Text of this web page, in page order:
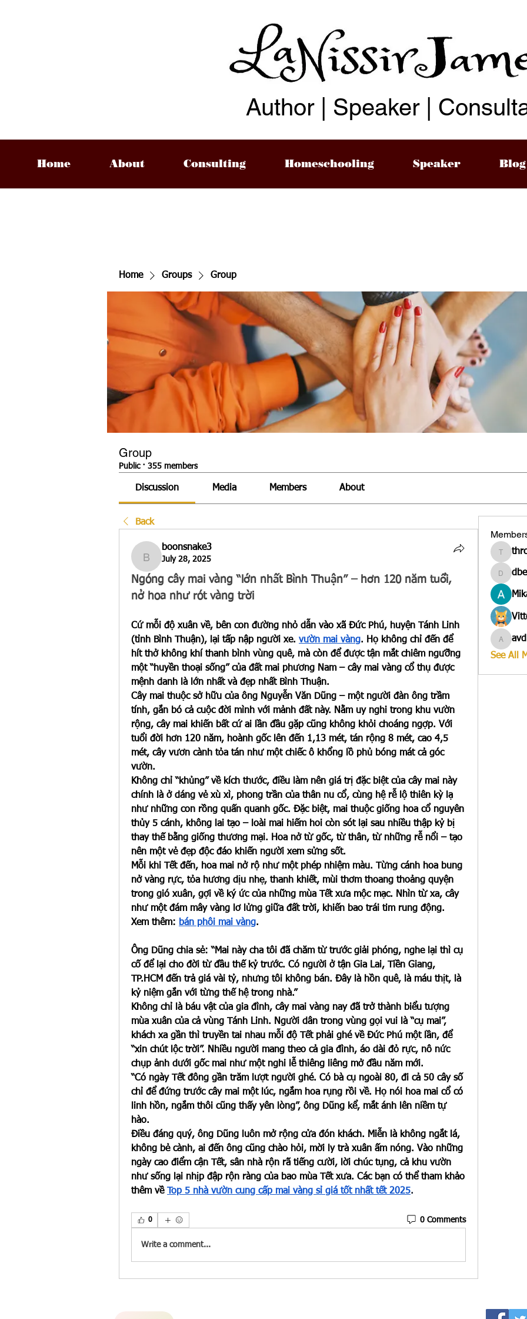
Home About Consulting Homeschooling Speaker Blog
Author | Speaker |
Home Groups Group
Group
Public · 355 members
Discussion Media Members About
Back
boonsnake3
boonsnake3
July 28, 2025
Ngóng cây mai vàng “lớn nhất Bình Thuận” – hơn 120 năm tuổi,
nở hoa như rót vàng trời
Cứ mỗi độ xuân về, bên con đường nhỏ dẫn vào xã Đức Phú, huyện Tánh Linh
(tỉnh Bình Thuận), lại tấp nập người xe. vườn mai vàng. Họ không chỉ đến để
hít thở không khí thanh bình vùng quê, mà còn để được tận mắt chiêm ngưỡng
một “huyền thoại sống” của đất mai phương Nam – cây mai vàng cổ thụ được
mệnh danh là lớn nhất và đẹp nhất Bình Thuận.
Cây mai thuộc sở hữu của ông Nguyễn Văn Dũng – một người đàn ông trầm
tính, gắn bó cả cuộc đời mình với mảnh đất này. Nằm uy nghi trong khu vườn
rộng, cây mai khiến bất cứ ai lần đầu gặp cũng không khỏi choáng ngợp. Với
tuổi đời hơn 120 năm, hoành gốc lên đến 1,13 mét, tán rộng 8 mét, cao 4,5
mét, cây vươn cành tỏa tán như một chiếc ô khổng lồ phủ bóng mát cả góc
vườn.
Không chỉ “khủng” về kích thước, điều làm nên giá trị đặc biệt của cây mai này
chính là ở dáng vẻ xù xì, phong trần của thân nu cổ, cùng hệ rễ lộ thiên kỳ lạ
như những con rồng quấn quanh gốc. Đặc biệt, mai thuộc giống hoa cổ nguyên
thủy 5 cánh, không lai tạo – loài mai hiếm hoi còn sót lại sau nhiều thập kỷ bị
thay thế bằng giống thương mại. Hoa nở từ gốc, từ thân, từ những rễ nổi – tạo
nên một vẻ đẹp độc đáo khiến người xem sửng sốt.
Mỗi khi Tết đến, hoa mai nở rộ như một phép nhiệm màu. Từng cánh hoa bung
nở vàng rực, tỏa hương dịu nhẹ, thanh khiết, mùi thơm thoang thoảng quyện
trong gió xuân, gợi về ký ức của những mùa Tết xưa mộc mạc. Nhìn từ xa, cây
như một đám mây vàng lơ lửng giữa đất trời, khiến bao trái tim rung động.
Xem thêm: bán phôi mai vàng.
Ông Dũng chia sẻ: “Mai này cha tôi đã chăm từ trước giải phóng, nghe lại thì cụ
cố để lại cho đời từ đầu thế kỷ trước. Có người ở tận Gia Lai, Tiền Giang,
TP.HCM đến trả giá vài tỷ, nhưng tôi không bán. Đây là hồn quê, là máu thịt, là
kỷ niệm gắn với từng thế hệ trong nhà.”
Không chỉ là báu vật của gia đình, cây mai vàng nay đã trở thành biểu tượng
mùa xuân của cả vùng Tánh Linh. Người dân trong vùng gọi vui là “cụ mai”,
khách xa gần thì truyền tai nhau mỗi độ Tết phải ghé về Đức Phú một lần, để
“xin chút lộc trời”. Nhiều người mang theo cả gia đình, áo dài đỏ rực, nô nức
chụp ảnh dưới gốc mai như một nghi lễ thiêng liêng mở đầu năm mới.
“Có ngày Tết đông gần trăm lượt người ghé. Có bà cụ ngoài 80, đi cả 50 cây số
chỉ để đứng trước cây mai một lúc, ngắm hoa rụng rồi về. Họ nói hoa mai cổ có
linh hồn, ngắm thôi cũng thấy yên lòng”, ông Dũng kể, mắt ánh lên niềm tự
hào.
Điều đáng quý, ông Dũng luôn mở rộng cửa đón khách. Miễn là không ngắt lá,
không bẻ cành, ai đến ông cũng chào hỏi, mời ly trà xuân ấm nóng. Vào những
ngày cao điểm cận Tết, sân nhà rộn rã tiếng cười, lời chúc tụng, cả khu vườn
như sống lại nhịp đập rộn ràng của bao mùa Tết xưa. Các bạn có thể tham khảo
thêm về
Top 5 nhà vườn cung cấp mai vàng sỉ giá tốt nhất tết 2025.
0 0 Comments
Write a comment...
See All